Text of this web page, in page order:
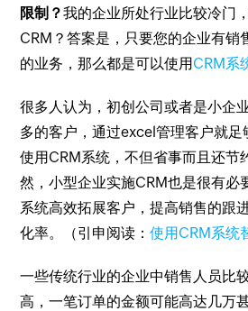
限制？我的企业所处行业比较冷门
CRM？答案是，只要您的企业有销
的业务，那么都是可以使用CRM系
很多人认为，初创公司或者是小企
多的客户，通过excel管理客户就
使用CRM系统，不但省事而且还节
然，小型企业实施CRM也是很有必
系统高效拓展客户，提高销售的跟
化率。（引申阅读：使用CRM系统
一些传统行业的企业中销售人员比
高，一笔订单的金额可能高达几万